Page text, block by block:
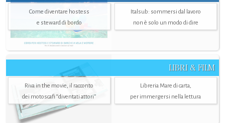
Come diventare hostess
e steward di bordo
Italsub: sommersi dal lavoro
non è solo un modo di dire
LIBRI & FILM
Riva in the movie, il racconto
dei motoscafi “diventati attori”
Libreria Mare di carta,
per immergersi nella lettura